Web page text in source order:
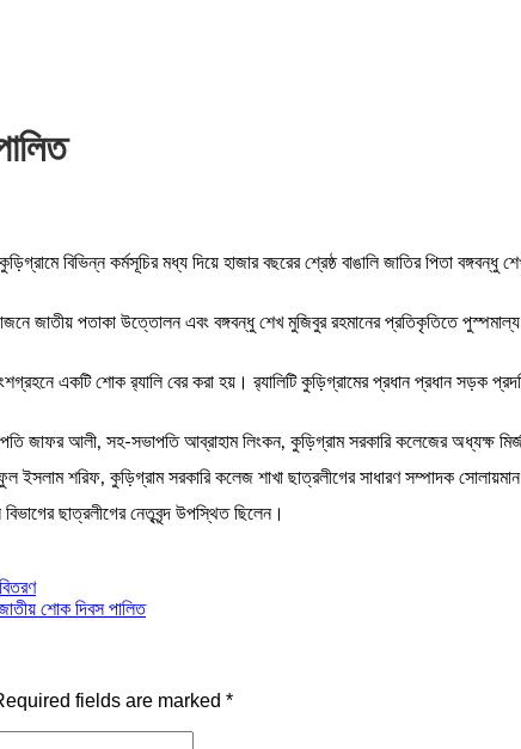
বিভিন্ন কর্মসূচির মধ্য দিয়ে হাজার বছরের শ্রেষ্ঠ বাঙালি জাতির পিতা
জাতীয় পতাকা উত্তোলন এবং বঙ্গবন্ধু শেখ মুজিবুর রহমানের প্রতিকৃতিতে
একটি শোক র‌্যালি বের করা হয়। র‌্যালিটি কুড়িগ্রামের প্রধান প্রধান সড়ক
জাফর আলী, সহ-সভাপতি আব্রাহাম লিংকন, কুড়িগ্রাম সরকারি কলেজের অধ্যক্ষ
ইসলাম শরিফ, কুড়িগ্রাম সরকারি কলেজ শাখা ছাত্রলীগের সাধারণ সম্পাদক
ছাত্রলীগের নেতৃবৃন্দ উপস্থিত ছিলেন।
শোক দিবস পালিত
fields are marked *